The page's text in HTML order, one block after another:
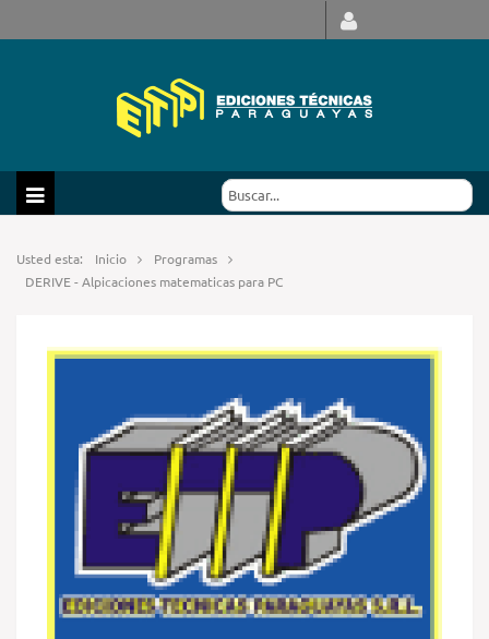
Usted esta: Inicio
Programas
DERIVE - Alpicaciones matematicas para PC